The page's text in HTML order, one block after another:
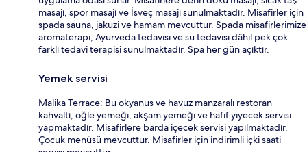
masajı, spor masajı ve İsveç masajı sunulmaktadır. Misafirler için
spada sauna, jakuzi ve hamam mevcuttur. Spada misafirlerimize
aromaterapi, Ayurveda tedavisi ve su tedavisi dâhil pek çok
farklı tedavi terapisi sunulmaktadır. Spa her gün açıktır.
Yemek servisi
Malika Terrace: Bu okyanus ve havuz manzaralı restoran
kahvaltı, öğle yemeği, akşam yemeği ve hafif yiyecek servisi
yapmaktadır. Misafirlere barda içecek servisi yapılmaktadır.
Çocuk menüsü mevcuttur. Misafirler için indirimli içki saati